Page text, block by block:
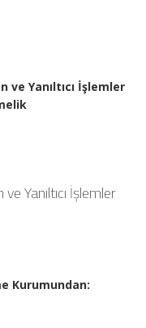
Yanıltıcı İşlemler
Yanıltıcı İşlemler
Kurumundan: